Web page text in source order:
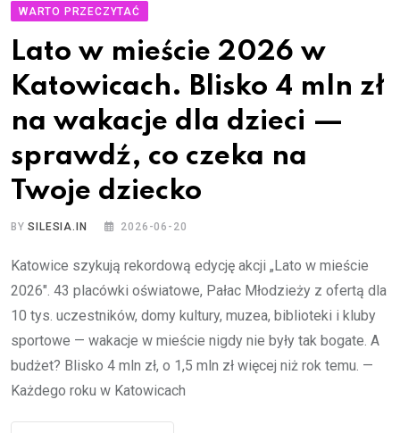
WARTO PRZECZYTAĆ
Lato w mieście 2026 w
Katowicach. Blisko 4 mln zł
na wakacje dla dzieci —
sprawdź, co czeka na
Twoje dziecko
BYSILESIA.IN 2026-06-20
Katowice szykują rekordową edycję akcji „Lato w mieście
2026″. 43 placówki oświatowe, Pałac Młodzieży z ofertą dla
10 tys. uczestników, domy kultury, muzea, biblioteki i kluby
sportowe — wakacje w mieście nigdy nie były tak bogate. A
budżet? Blisko 4 mln zł, o 1,5 mln zł więcej niż rok temu. —
Każdego roku w Katowicach